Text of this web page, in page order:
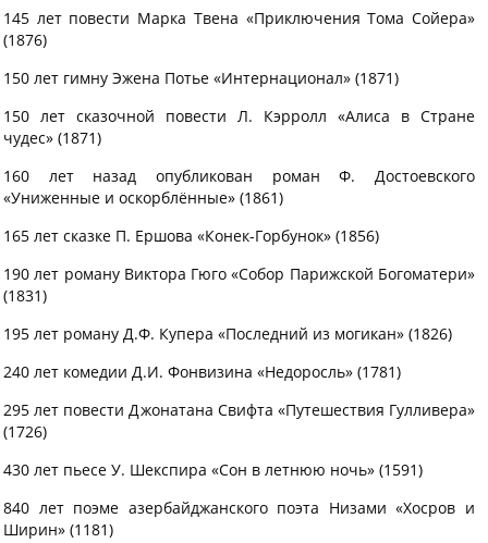
145 лет повести Марка Твена «Приключения Тома Сойера»
(1876)
150 лет гимну Эжена Потье «Интернационал» (1871)
150 лет сказочной повести Л. Кэрролл «Алиса в Стране
чудес» (1871)
160 лет назад опубликован роман Ф. Достоевского
«Униженные и оскорблённые» (1861)
165 лет сказке П. Ершова «Конек-Горбунок» (1856)
190 лет роману Виктора Гюго «Собор Парижской Богоматери»
(1831)
195 лет роману Д.Ф. Купера «Последний из могикан» (1826)
240 лет комедии Д.И. Фонвизина «Недоросль» (1781)
295 лет повести Джонатана Свифта «Путешествия Гулливера»
(1726)
430 лет пьесе У. Шекспира «Сон в летнюю ночь» (1591)
840 лет поэме азербайджанского поэта Низами «Хосров и
Ширин» (1181)